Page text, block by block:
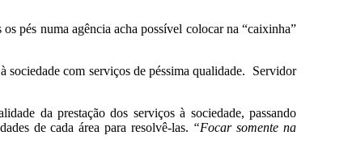
pés numa agência acha possível colocar na “caixinha”
sociedade com serviços de péssima qualidade. Servidor
da prestação dos serviços à sociedade, passando
de cada área para resolvê-las. “Focar somente na